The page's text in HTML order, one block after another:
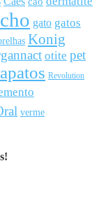
gato gatos
Konig
otite pet
Revolution
verme